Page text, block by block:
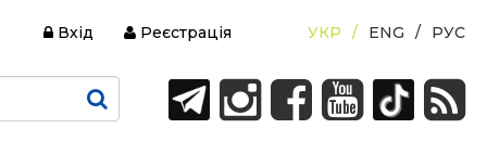
РУС
ENG
УКР
Реєстрація
Вхід